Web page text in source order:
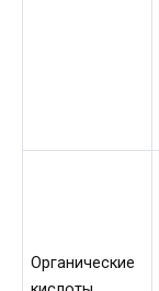
Органические